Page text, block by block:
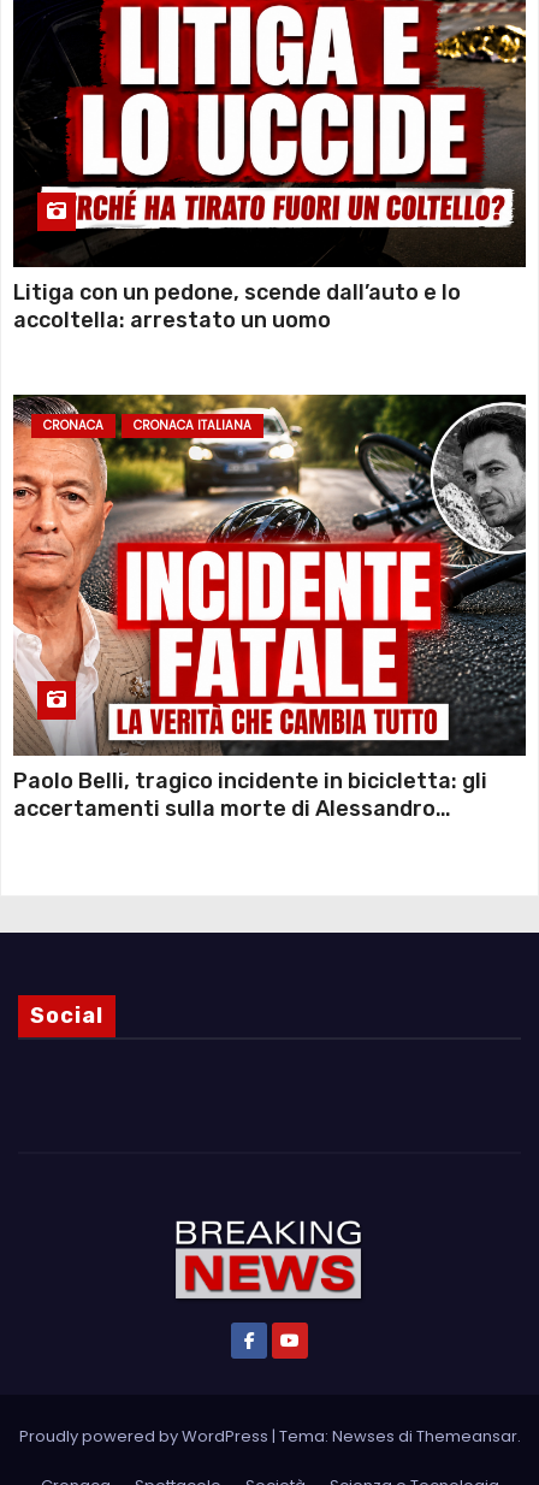
Litiga con un pedone, scende dall’auto e lo
accoltella: arrestato un uomo
CRONACA CRONACA ITALIANA
Paolo Belli, tragico incidente in bicicletta: gli
accertamenti sulla morte di Alessandro
Social
Proudly powered by WordPress | Tema: Newses di Themeansar.